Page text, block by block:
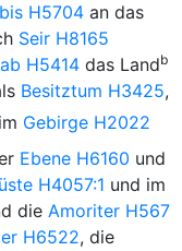
bis H5704 an das
Seir H8165
H5414 das Landb
Besitztum H3425,
im Gebirge H2022
Ebene H6160 und
H4057:1 und im
die Amoriter H567
H6522, die